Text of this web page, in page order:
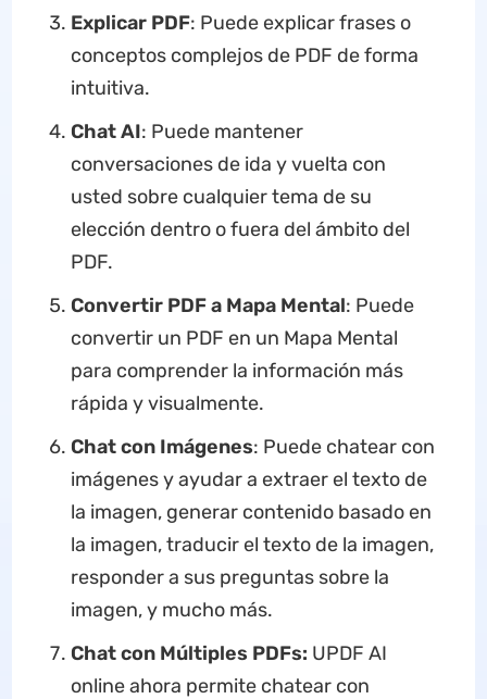
Explicar PDF: Puede explicar frases o
conceptos complejos de PDF de forma
intuitiva.
Chat AI: Puede mantener
conversaciones de ida y vuelta con
usted sobre cualquier tema de su
elección dentro o fuera del ámbito del
PDF.
Convertir PDF a Mapa Mental: Puede
convertir un PDF en un Mapa Mental
para comprender la información más
rápida y visualmente.
Chat con Imágenes: Puede chatear con
imágenes y ayudar a extraer el texto de
la imagen, generar contenido basado en
la imagen, traducir el texto de la imagen,
responder a sus preguntas sobre la
imagen, y mucho más.
Chat con Múltiples PDFs: UPDF AI
online ahora permite chatear con